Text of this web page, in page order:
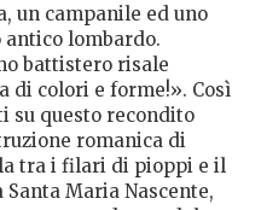
un campanile ed uno
lombardo.
battistero risale
di colori e forme!». Così
su questo recondito
romanica di
tra i filari di pioppi e il
Maria Nascente,